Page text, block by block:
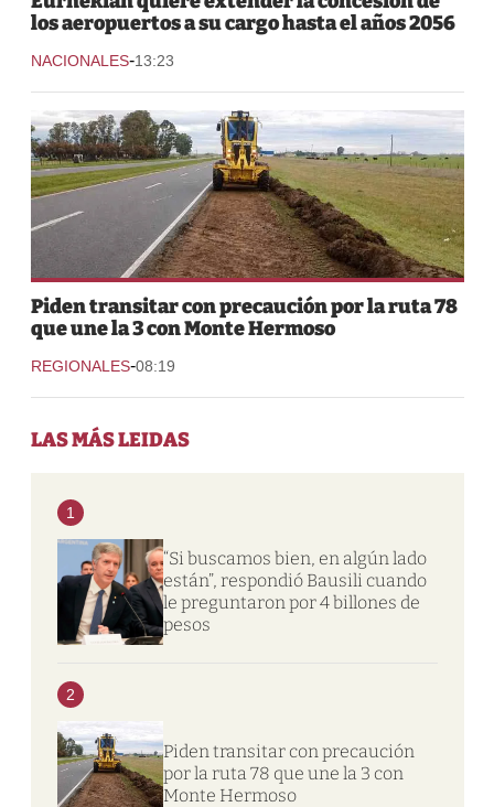
los aeropuertos a su cargo hasta el años 2056
NACIONALES-13:23
Piden transitar con precaución por la ruta 78
que une la 3 con Monte Hermoso
REGIONALES-08:19
LAS MÁS LEIDAS
1
“Si buscamos bien, en algún lado
están”, respondió Bausili cuando
le preguntaron por 4 billones de
pesos
2
Piden transitar con precaución
por la ruta 78 que une la 3 con
Monte Hermoso